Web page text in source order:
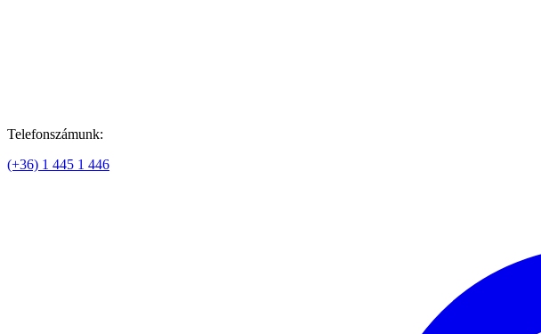
Telefonszámunk:
(+36) 1 445 1 446